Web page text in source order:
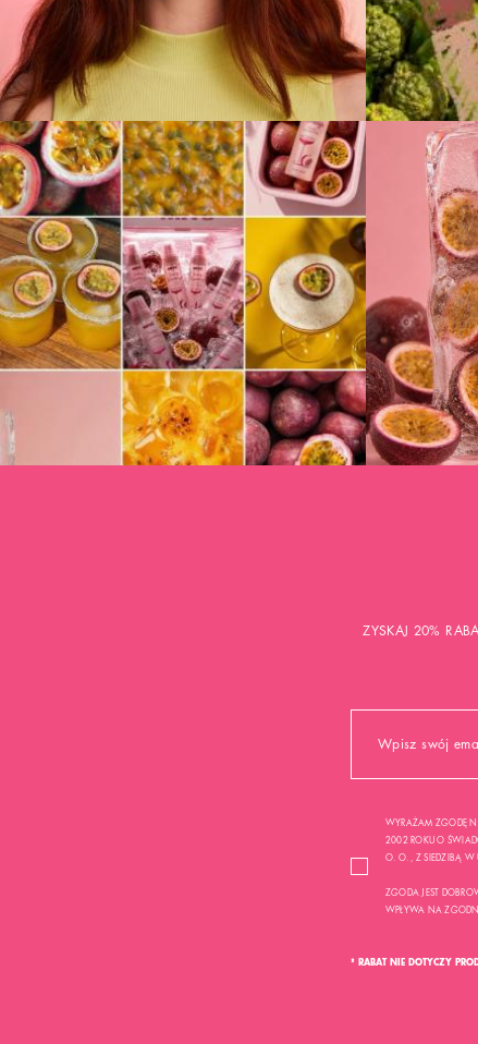
ZYSKAJ 20%
WYRAŻAM ZGODĘ
2002 ROKU O
O. O. , Z SIEDZIBĄ W
ZGODA JEST
WPŁYWA NA
* RABAT NIE DOTYCZY